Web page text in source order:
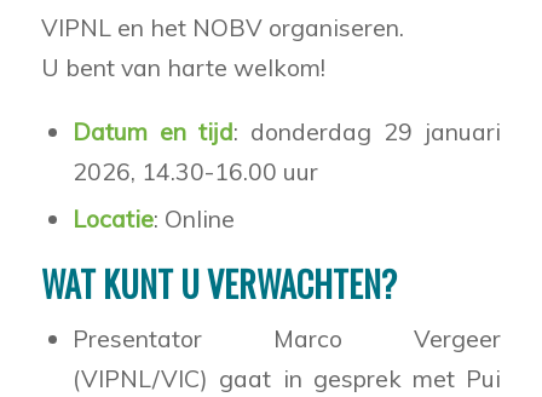
VIPNL en het NOBV organiseren.
U bent van harte welkom!
Datum en tijd: donderdag 29 januari
2026, 14.30-16.00 uur
Locatie: Online
WAT KUNT U VERWACHTEN?
Presentator Marco Vergeer
(VIPNL/VIC) gaat in gesprek met Pui